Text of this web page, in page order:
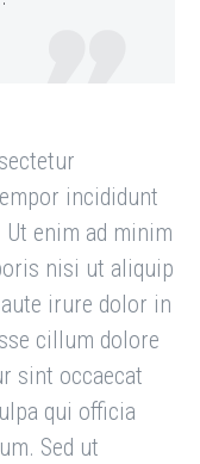
incididunt
enim ad minim
nisi ut aliquip
irure dolor in
cillum dolore
sint occaecat
qui officia
Sed ut